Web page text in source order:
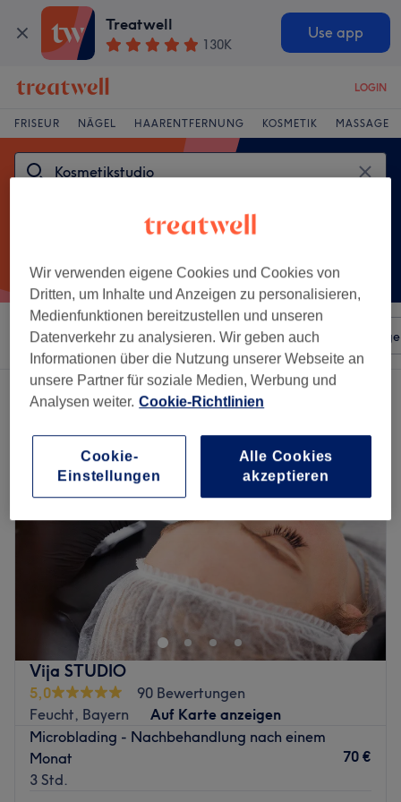
Treatwell
130K
Use app
LOGIN
FRISEUR NÄGEL HAARENTFERNUNG KOSMETIK MASSAGE
Sortieren nach Beliebiger Preis Salons
kosmetikstudio in Feucht, Bayern
Vija STUDIO
5,0
90 Bewertungen
Feucht, Bayern
Auf Karte anzeigen
Microblading - Nachbehandlung nach einem
Monat
3 Std.
70 €
Wir verwenden eigene Cookies und Cookies von
Dritten, um Inhalte und Anzeigen zu personalisieren,
Medienfunktionen bereitzustellen und unseren
Datenverkehr zu analysieren. Wir geben auch
Informationen über die Nutzung unserer Webseite an
unsere Partner für soziale Medien, Werbung und
Analysen weiter. Cookie-Richtlinien
Cookie-
Einstellungen
Alle Cookies
akzeptieren